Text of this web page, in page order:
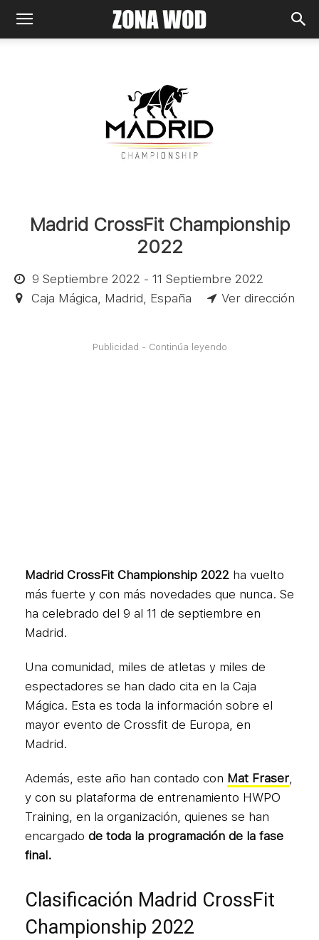
Madrid CrossFit Championship
2022
9 Septiembre 2022 - 11 Septiembre 2022
Caja Mágica, Madrid, España
Ver dirección
Publicidad - Continúa leyendo
Madrid CrossFit Championship 2022 ha vuelto
más fuerte y con más novedades que nunca. Se
ha celebrado del 9 al 11 de septiembre en
Madrid.
Una comunidad, miles de atletas y miles de
espectadores se han dado cita en la Caja
Mágica. Esta es toda la información sobre el
mayor evento de Crossfit de Europa, en
Madrid.
Además, este año han contado con Mat Fraser,
y con su plataforma de entrenamiento HWPO
Training, en la organización, quienes se han
encargado de toda la programación de la fase
final.
Clasificación Madrid CrossFit
Championship 2022